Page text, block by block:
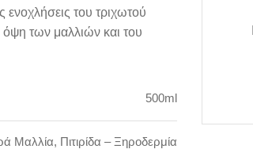
ενοχλήσεις του τριχωτού
όψη των μαλλιών και του
500ml
Μαλλία, Πιτιρίδα – Ξηροδερμία